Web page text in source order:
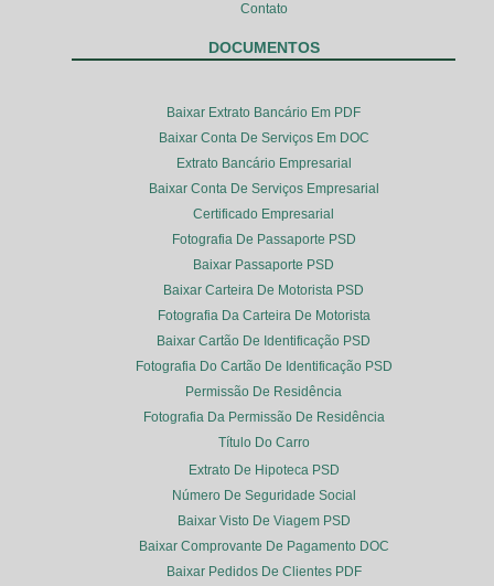
Contato
DOCUMENTOS
Baixar Extrato Bancário Em PDF
Baixar Conta De Serviços Em DOC
Extrato Bancário Empresarial
Baixar Conta De Serviços Empresarial
Certificado Empresarial
Fotografia De Passaporte PSD
Baixar Passaporte PSD
Baixar Carteira De Motorista PSD
Fotografia Da Carteira De Motorista
Baixar Cartão De Identificação PSD
Fotografia Do Cartão De Identificação PSD
Permissão De Residência
Fotografia Da Permissão De Residência
Título Do Carro
Extrato De Hipoteca PSD
Número De Seguridade Social
Baixar Visto De Viagem PSD
Baixar Comprovante De Pagamento DOC
Baixar Pedidos De Clientes PDF